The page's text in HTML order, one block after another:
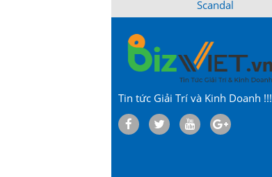
Scandal
Tin tức Giải Trí và Kinh Doanh !!!